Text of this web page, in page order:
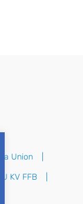
Union
KV FFB